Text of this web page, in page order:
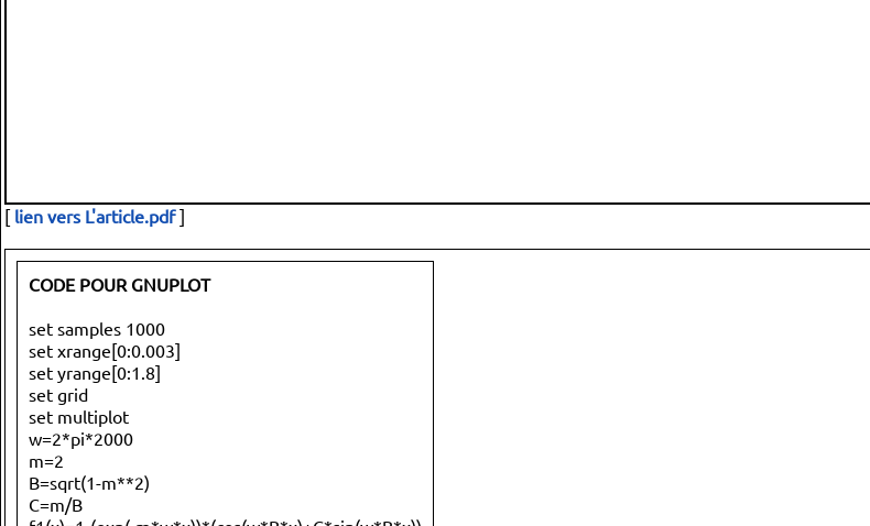
[ lien vers L'article.pdf]
CODE POUR GNUPLOT
set samples 1000
set xrange[0:0.003]
set yrange[0:1.8]
set grid
set multiplot
w=2*pi*2000
m=2
B=sqrt(1-m**2)
C=m/B